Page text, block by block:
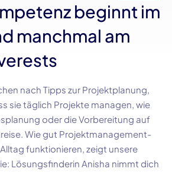
beginnt im
manchmal am
nach Tipps zur Projektplanung,
sie täglich Projekte managen, wie
oder die Vorbereitung auf
Wie gut Projektmanagement-
funktionieren, zeigt unsere
Lösungsfinderin Anisha nimmt dich